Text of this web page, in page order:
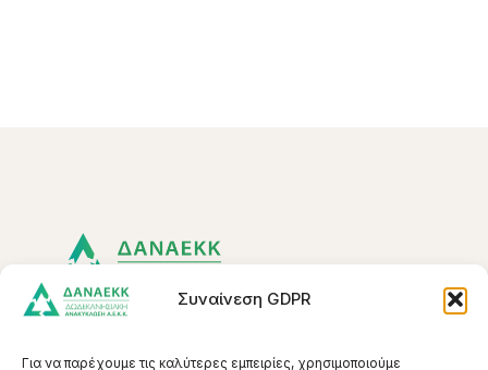
Συναίνεση GDPR
Για να παρέχουμε τις καλύτερες εμπειρίες, χρησιμοποιούμε